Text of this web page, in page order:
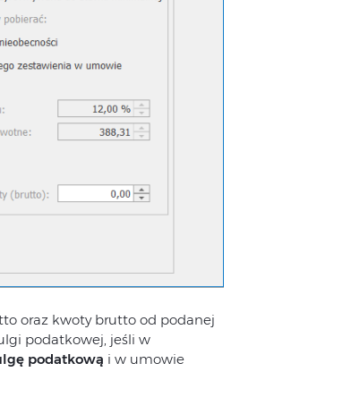
oraz kwoty brutto od podanej
podatkowej, jeśli w
podatkową i w umowie